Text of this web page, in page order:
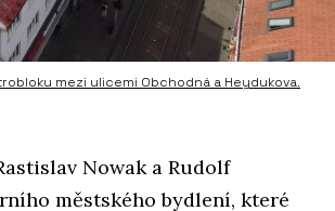
mezi ulicemi Obchodná a Heydukova.
Nowak a Rudolf
městského bydlení, které